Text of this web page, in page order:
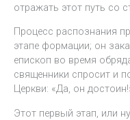
отражать этот путь со
Процесс распознания
этапе формации; он
епископ во время
священники спросит и
Церкви: «Да, он
Этот первый этап, или